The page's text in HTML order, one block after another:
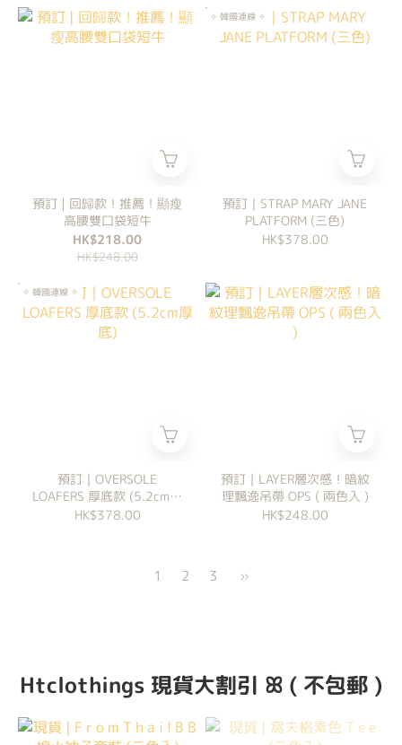
預訂 | 回歸款！推薦！顯瘦
高腰雙口袋短牛
HK$218.00
HK$248.00
✧ 韓國連線 ✧
預訂｜STRAP MARY JANE
PLATFORM (三色)
HK$378.00
✧ 韓國連線 ✧
預訂｜OVERSOLE
LOAFERS 厚底款 (5.2cm厚
底)
HK$378.00
預訂｜LAYER層次感！暗紋
理飄逸吊帶 OPS ( 兩色入 )
HK$248.00
1 2 3 »
Htclothings 現貨大割引 ꕤ ( 不包郵 )